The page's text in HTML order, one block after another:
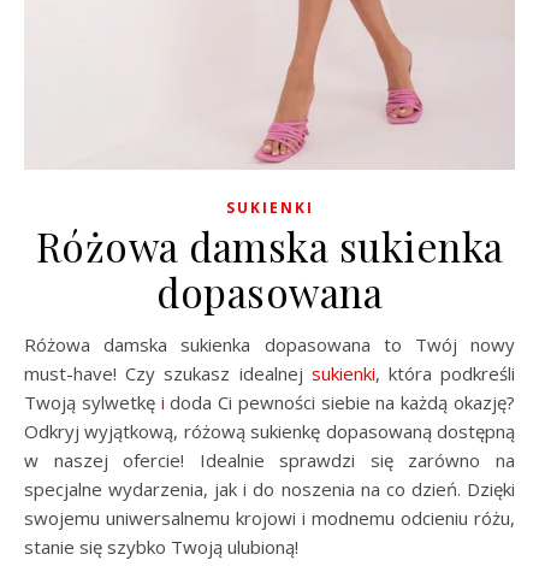
SUKIENKI
Różowa damska sukienka
dopasowana
Różowa damska sukienka dopasowana to Twój nowy
must-have! Czy szukasz idealnej sukienki, która podkreśli
Twoją sylwetkę i doda Ci pewności siebie na każdą okazję?
Odkryj wyjątkową, różową sukienkę dopasowaną dostępną
w naszej ofercie! Idealnie sprawdzi się zarówno na
specjalne wydarzenia, jak i do noszenia na co dzień. Dzięki
swojemu uniwersalnemu krojowi i modnemu odcieniu różu,
stanie się szybko Twoją ulubioną!